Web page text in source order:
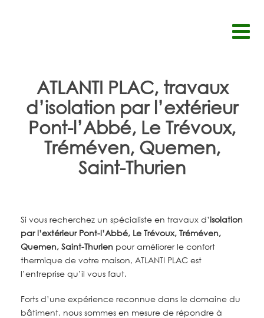
ATLANTI PLAC, travaux
d’isolation par l’extérieur
Pont-l’Abbé, Le Trévoux,
Tréméven, Quemen,
Saint-Thurien
Si vous recherchez un spécialiste en travaux d’isolation
par l’extérieur Pont-l’Abbé, Le Trévoux, Tréméven,
Quemen, Saint-Thurien pour améliorer le confort
thermique de votre maison, ATLANTI PLAC est
l’entreprise qu’il vous faut.
Forts d’une expérience reconnue dans le domaine du
bâtiment, nous sommes en mesure de répondre à